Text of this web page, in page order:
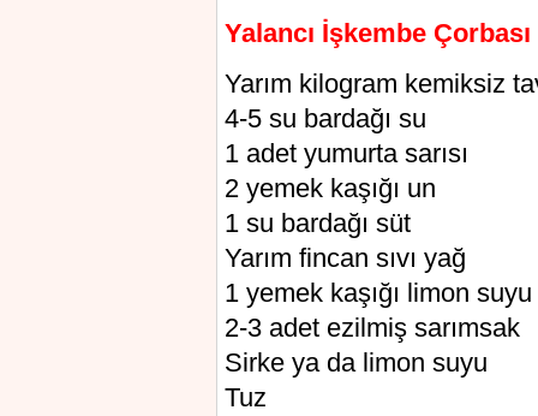
Yalancı İşkembe
Yarım kilogram kemiksiz
4-5 su bardağı su
1 adet yumurta sarısı
2 yemek kaşığı un
1 su bardağı süt
Yarım fincan sıvı yağ
1 yemek kaşığı limon suyu
2-3 adet ezilmiş sarımsak
Sirke ya da limon suyu
Tuz